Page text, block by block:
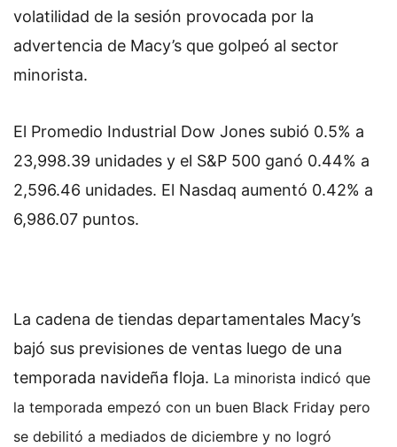
volatilidad de la sesión provocada por la
advertencia de Macy’s que golpeó al sector
minorista.
El Promedio Industrial Dow Jones subió 0.5% a
23,998.39 unidades y el S&P 500 ganó 0.44% a
2,596.46 unidades. El Nasdaq aumentó 0.42% a
6,986.07 puntos.
La cadena de tiendas departamentales Macy’s
bajó sus previsiones de ventas luego de una
temporada navideña floja. La minorista indicó que
la temporada empezó con un buen Black Friday pero
se debilitó a mediados de diciembre y no logró